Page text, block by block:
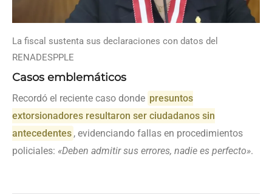
La fiscal sustenta sus declaraciones con datos del
RENADESPPLE
Casos emblemáticos
Recordó el reciente caso donde presuntos
extorsionadores resultaron ser ciudadanos sin
antecedentes , evidenciando fallas en procedimientos
policiales: «Deben admitir sus errores, nadie es perfecto».